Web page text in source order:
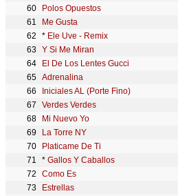
Polos Opuestos
Me Gusta
* Ele Uve - Remix
Y Si Me Miran
El De Los Lentes Gucci
Adrenalina
Iniciales AL (Porte Fino)
Verdes Verdes
Mi Nuevo Yo
La Torre NY
Platicame De Ti
* Gallos Y Caballos
Como Es
Estrellas